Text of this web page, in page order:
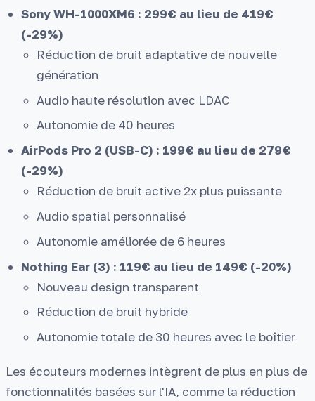
Sony WH-1000XM6 : 299€ au lieu de 419€
(-29%)
Réduction de bruit adaptative de nouvelle
génération
Audio haute résolution avec LDAC
Autonomie de 40 heures
AirPods Pro 2 (USB-C) : 199€ au lieu de 279€
(-29%)
Réduction de bruit active 2x plus puissante
Audio spatial personnalisé
Autonomie améliorée de 6 heures
Nothing Ear (3) : 119€ au lieu de 149€ (-20%)
Nouveau design transparent
Réduction de bruit hybride
Autonomie totale de 30 heures avec le boîtier
Les écouteurs modernes intègrent de plus en plus de
fonctionnalités basées sur l'IA, comme la réduction